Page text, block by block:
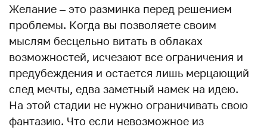
Желание – это разминка перед решением
проблемы. Когда вы позволяете своим
мыслям бесцельно витать в облаках
возможностей, исчезают все ограничения и
предубеждения и остается лишь мерцающий
след мечты, едва заметный намек на идею.
На этой стадии не нужно ограничивать свою
фантазию. Что если невозможное из